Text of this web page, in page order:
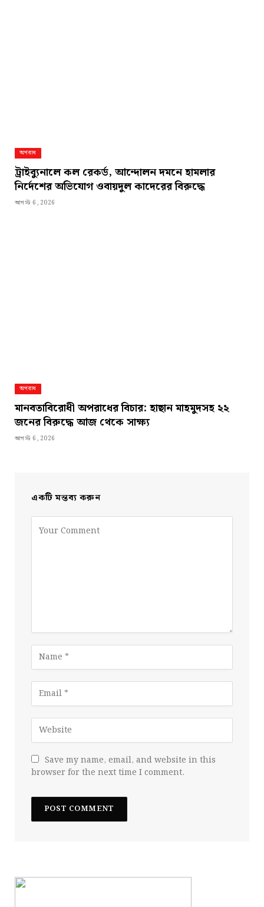
অপরাধ
ট্রাইব্যুনালে কল রেকর্ড, আন্দোলন দমনে হামলার
নির্দেশের অভিযোগ ওবায়দুল কাদেরের বিরুদ্ধে
আগস্ট 6, 2026
অপরাধ
মানবতাবিরোধী অপরাধের বিচার: হাছান মাহমুদসহ ২২
জনের বিরুদ্ধে আজ থেকে সাক্ষ্য
আগস্ট 6, 2026
একটি মন্তব্য করুন
Save my name, email, and website in this
browser for the next time I comment.